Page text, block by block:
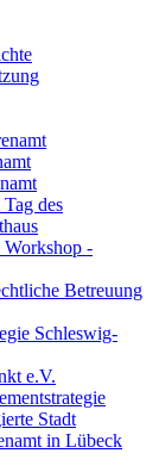
des
-
Betreuung
Schleswig-
e.V.
Stadt
in Lübeck